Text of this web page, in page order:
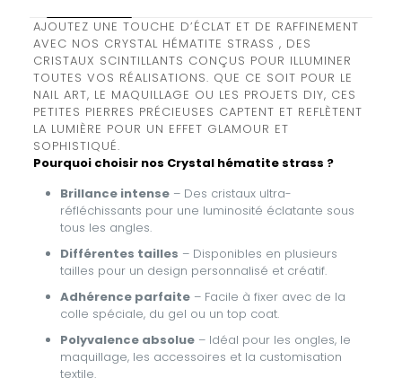
AJOUTEZ UNE TOUCHE D’ÉCLAT ET DE RAFFINEMENT
AVEC NOS CRYSTAL HÉMATITE STRASS , DES
CRISTAUX SCINTILLANTS CONÇUS POUR ILLUMINER
TOUTES VOS RÉALISATIONS. QUE CE SOIT POUR LE
NAIL ART, LE MAQUILLAGE OU LES PROJETS DIY, CES
PETITES PIERRES PRÉCIEUSES CAPTENT ET REFLÈTENT
LA LUMIÈRE POUR UN EFFET GLAMOUR ET
SOPHISTIQUÉ.
Pourquoi choisir nos Crystal hématite strass ?
Brillance intense– Des cristaux ultra-
réfléchissants pour une luminosité éclatante sous
tous les angles.
Différentes tailles – Disponibles en plusieurs
tailles pour un design personnalisé et créatif.
Adhérence parfaite– Facile à fixer avec de la
colle spéciale, du gel ou un top coat.
Polyvalence absolue– Idéal pour les ongles, le
maquillage, les accessoires et la customisation
textile.